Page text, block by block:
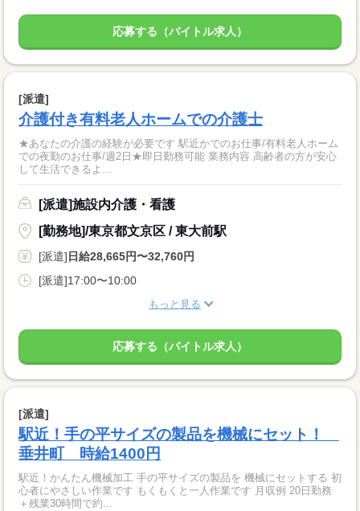
応募する（バイトル求人）
[派遣]
介護付き有料老人ホームでの介護士
★あなたの介護の経験が必要です 駅近かでのお仕事/有料老人ホーム
での夜勤のお仕事/週2日★即日勤務可能 業務内容 高齢者の方が安心
して生活できるよ...
[派遣]施設内介護・看護
[勤務地]/東京都文京区 / 東大前駅
[派遣] 日給28,665円〜32,760円
[派遣]17:00〜10:00
もっと見る
応募する（バイトル求人）
[派遣]
駅近！手の平サイズの製品を機械にセット！
垂井町 時給1400円
駅近！かんたん機械加工 手の平サイズの製品を 機械にセットする 初
心者にやさしい作業です もくもくと一人作業です 月収例 20日勤務
＋残業30時間で約...